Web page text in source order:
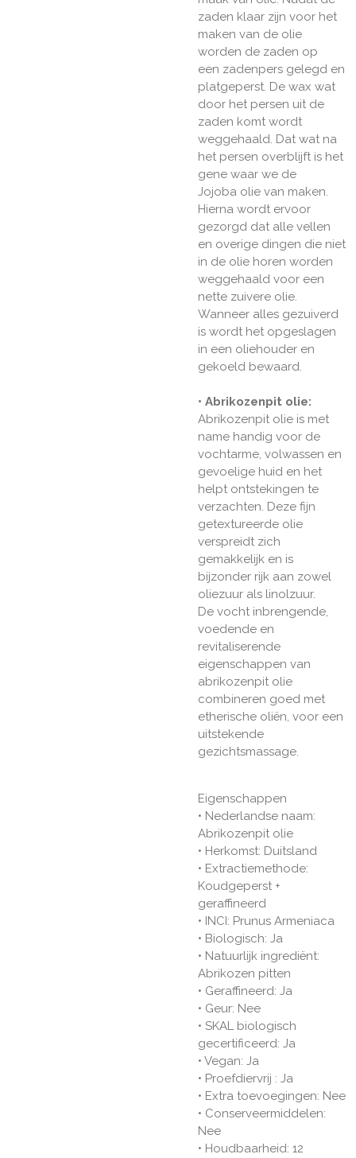
zaden klaar zijn voor het
maken van de olie
worden de zaden op
een zadenpers gelegd en
platgeperst. De wax wat
door het persen uit de
zaden komt wordt
weggehaald. Dat wat na
het persen overblijft is het
gene waar we de
Jojoba olie van maken.
Hierna wordt ervoor
gezorgd dat alle vellen
en overige dingen die niet
in de olie horen worden
weggehaald voor een
nette zuivere olie.
Wanneer alles gezuiverd
is wordt het opgeslagen
in een oliehouder en
gekoeld bewaard.
• Abrikozenpit olie:
Abrikozenpit olie is met
name handig voor de
vochtarme, volwassen en
gevoelige huid en het
helpt ontstekingen te
verzachten. Deze fijn
getextureerde olie
verspreidt zich
gemakkelijk en is
bijzonder rijk aan zowel
oliezuur als linolzuur.
De vocht inbrengende,
voedende en
revitaliserende
eigenschappen van
abrikozenpit olie
combineren goed met
etherische oliën, voor een
uitstekende
gezichtsmassage.
Eigenschappen
• Nederlandse naam:
Abrikozenpit olie
• Herkomst: Duitsland
• Extractiemethode:
Koudgeperst +
geraffineerd
• INCI: Prunus Armeniaca
• Biologisch: Ja
• Natuurlijk ingrediënt:
Abrikozen pitten
• Geraffineerd: Ja
• Geur: Nee
• SKAL biologisch
gecertificeerd: Ja
• Vegan: Ja
• Proefdiervrij : Ja
• Extra toevoegingen: Nee
• Conserveermiddelen:
Nee
• Houdbaarheid: 12